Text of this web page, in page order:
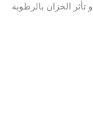
الخزان بالرطوبة